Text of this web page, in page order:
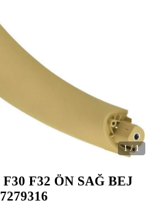
1/1
F32 ÖN SAĞ BEJ